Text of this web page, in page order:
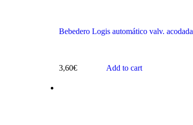
Bebedero Logis automático valv. acodada
3,60€ Add to cart